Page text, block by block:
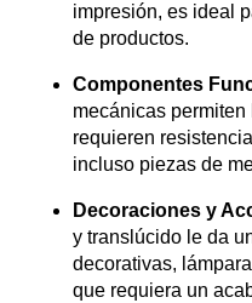
impresión, es ideal
de productos.
Componentes
mecánicas
requieren
incluso piezas de
Decoraciones y
y translúcido le da
decorativas,
que requiera un